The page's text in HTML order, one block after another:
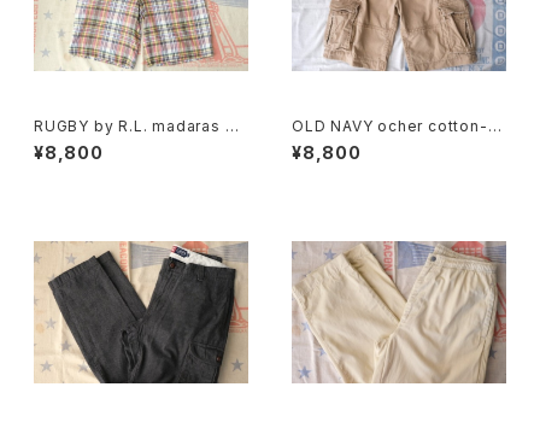
RUGBY by R.L. madaras pl
aid cotton Shorts
¥8,800
OLD NAVY ocher cotton-t
will cargo Shorts
¥8,800